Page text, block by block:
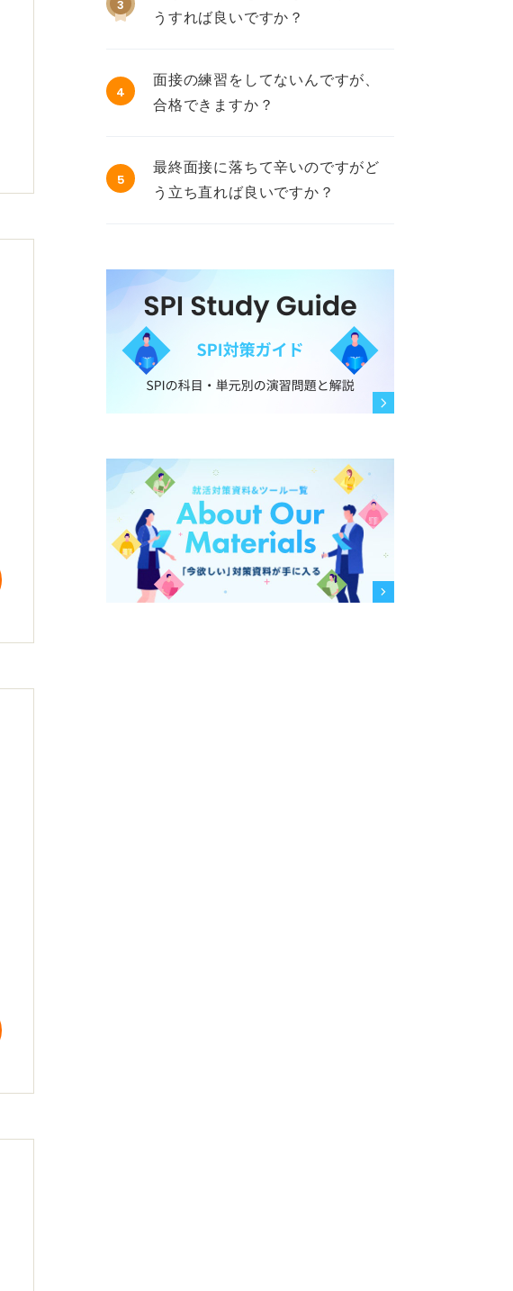
3
うすれば良いですか？
4
面接の練習をしてないんですが、
合格できますか？
5
最終面接に落ちて辛いのですがど
う立ち直れば良いですか？